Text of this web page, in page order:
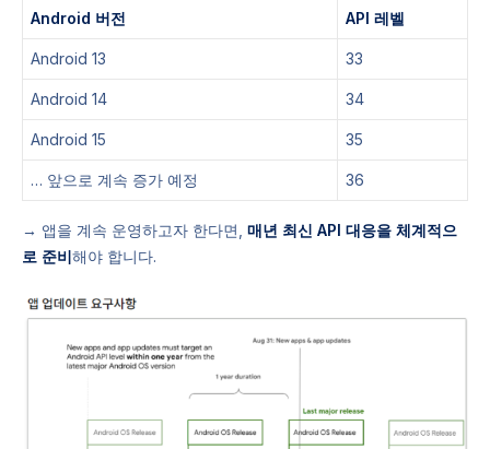
Android 버전 API 레벨
Android 13 33
Android 14 34
Android 15 35
… 앞으로 계속 증가 예정 36
→ 앱을 계속 운영하고자 한다면, 매년 최신 API 대응을 체계적으
로 준비해야 합니다.